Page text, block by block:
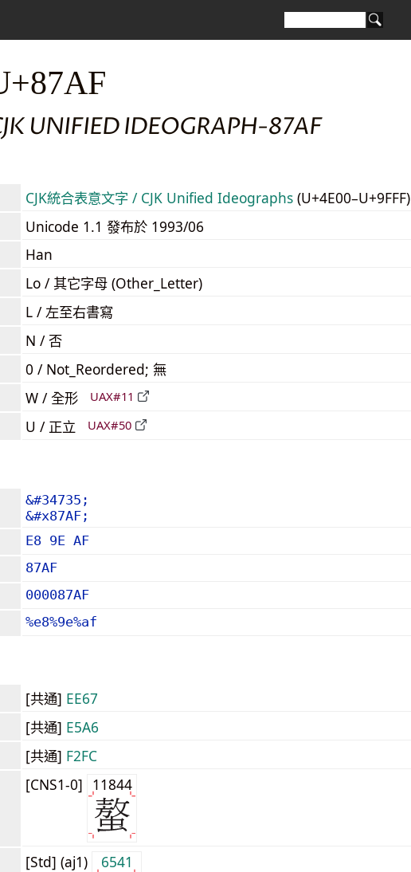
UNIFIED IDEOGRAPH-87AF
CJK統合表意文字 / CJK Unified Ideographs (U+4E00–U+9FFF)
Unicode 1.1 發布於 1993/06
Han
Lo / 其它字母 (Other_Letter)
L / 左至右書寫
N / 否
0 / Not_Reordered; 無
W / 全形 UAX#11
U / 正立 UAX#50
&#34735;
&#x87AF;
E8 9E AF
87AF
000087AF
%e8%9e%af
[共通] EE67
[共通] E5A6
[共通] F2FC
[CNS1-0] 11844
[Std] (aj1) 6541